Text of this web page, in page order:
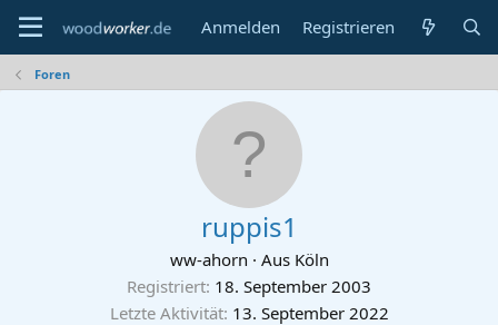
Anmelden Registrieren
Foren
ruppis1
ww-ahorn · Aus Köln
Registriert 18. September 2003
Letzte Aktivität 13. September 2022